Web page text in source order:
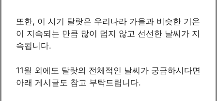
또한, 이 시기 달랏은 우리나라 가을과 비슷한 기온
이 지속되는 만큼 많이 덥지 않고 선선한 날씨가 지
속됩니다.
11월 외에도 달랏의 전체적인 날씨가 궁금하시다면
아래 게시글도 참고 부탁드립니다.